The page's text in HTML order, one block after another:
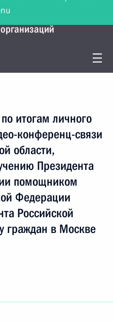
работе с
итогам личного
конференц-связи
области,
Президента
помощником
Федерации
Российской
граждан в Москве